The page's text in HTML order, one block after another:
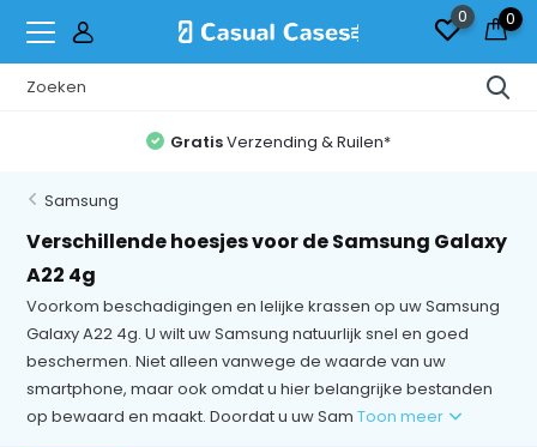
0 0
GratisVerzending & Ruilen*
Samsung
Verschillende hoesjes voor de Samsung Galaxy
A22 4g
Voorkom beschadigingen en lelijke krassen op uw Samsung
Galaxy A22 4g. U wilt uw Samsung natuurlijk snel en goed
beschermen. Niet alleen vanwege de waarde van uw
smartphone, maar ook omdat u hier belangrijke bestanden
op bewaard en maakt. Doordat u uw SamToon meer